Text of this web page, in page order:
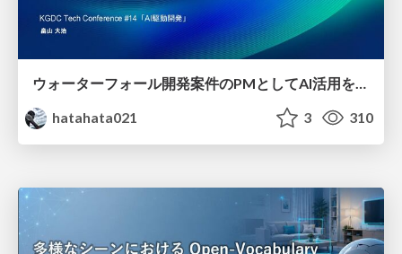
hatahata021
3 310